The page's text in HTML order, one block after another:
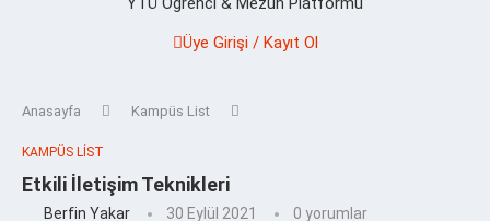
Üye Girişi / Kayıt Ol
Anasayfa Kampüs List
KAMPÜS LIST
Etkili İletişim Teknikleri
Berfin Yakar 30 Eylül 2021 0 yorumlar